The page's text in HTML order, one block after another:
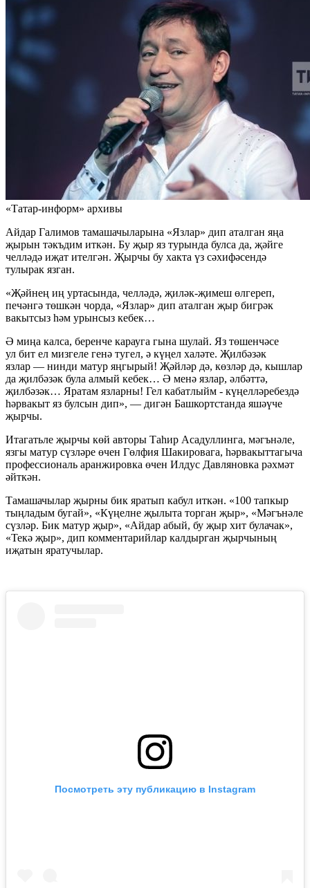
«Татар-информ» архивы
Айдар Галимов тамашачыларына «Язлар» дип аталган яңа
җырын тәкъдим иткән. Бу җыр яз турында булса да, җәйге
челләдә иҗат ителгән. Җырчы бу хакта үз сәхифәсендә
тулырак язган.
«Җәйнең иң уртасында, челләдә, җиләк-җимеш өлгереп,
печәнгә төшкән чорда, «Язлар» дип аталган җыр бигрәк
вакытсыз һәм урынсыз кебек…
Ә миңа калса, беренче карауга гына шулай. Яз төшенчәсе
ул бит ел мизгеле генә тугел, ә күңел халәте. Җилбәзәк
язлар — нинди матур яңгырый! Җәйләр дә, көзләр дә, кышлар
да җилбәзәк була алмый кебек… Ә менә язлар, әлбәттә,
җилбәзәк… Яратам язларны! Гел кабатлыйм - күңелләребездә
һәрвакыт яз булсын дип», — дигән Башкортстанда яшәүче
җырчы.
Итагатьле җырчы көй авторы Таһир Асадуллинга, мәгънәле,
язгы матур сүзләре өчен Гөлфия Шакировага, һәрвакыттагыча
профессиональ аранжировка өчен Илдус Давляновка рәхмәт
әйткән.
Тамашачылар җырны бик яратып кабул иткән. «100 тапкыр
тыңладым бугай», «Күңелне җылыта торган җыр», «Мәгънәле
сүзләр. Бик матур җыр», «Айдар абый, бу җыр хит булачак»,
«Текә җыр», дип комментарийлар калдырган җырчының
иҗатын яратучылар.
Посмотреть эту публикацию в Instagram